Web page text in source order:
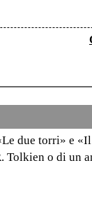
due torri» e
Tolkien o di un